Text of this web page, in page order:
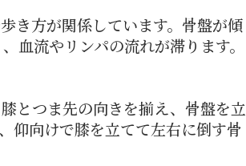
き方が関係しています。骨盤が傾
血流やリンパの流れが滞ります。
とつま先の向きを揃え、骨盤を立
仰向けで膝を立てて左右に倒す骨